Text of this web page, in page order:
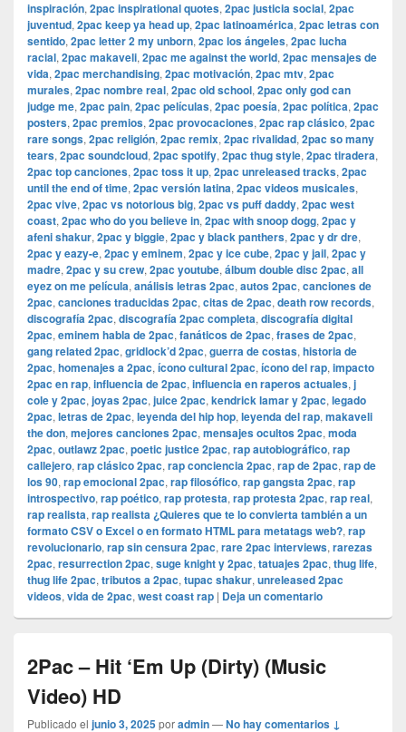
inspiración, 2pac inspirational quotes, 2pac justicia social, 2pac
juventud, 2pac keep ya head up, 2pac latinoamérica, 2pac letras con
sentido, 2pac letter 2 my unborn, 2pac los ángeles, 2pac lucha
racial, 2pac makaveli, 2pac me against the world, 2pac mensajes de
vida, 2pac merchandising, 2pac motivación, 2pac mtv, 2pac
murales, 2pac nombre real, 2pac old school, 2pac only god can
judge me, 2pac pain, 2pac películas, 2pac poesía, 2pac política, 2pac
posters, 2pac premios, 2pac provocaciones, 2pac rap clásico, 2pac
rare songs, 2pac religión, 2pac remix, 2pac rivalidad, 2pac so many
tears, 2pac soundcloud, 2pac spotify, 2pac thug style, 2pac tiradera,
2pac top canciones, 2pac toss it up, 2pac unreleased tracks, 2pac
until the end of time, 2pac versión latina, 2pac videos musicales,
2pac vive, 2pac vs notorious big, 2pac vs puff daddy, 2pac west
coast, 2pac who do you believe in, 2pac with snoop dogg, 2pac y
afeni shakur, 2pac y biggie, 2pac y black panthers, 2pac y dr dre,
2pac y eazy-e, 2pac y eminem, 2pac y ice cube, 2pac y jail, 2pac y
madre, 2pac y su crew, 2pac youtube, álbum double disc 2pac, all
eyez on me película, análisis letras 2pac, autos 2pac, canciones de
2pac, canciones traducidas 2pac, citas de 2pac, death row records,
discografía 2pac, discografía 2pac completa, discografía digital
2pac, eminem habla de 2pac, fanáticos de 2pac, frases de 2pac,
gang related 2pac, gridlock’d 2pac, guerra de costas, historia de
2pac, homenajes a 2pac, ícono cultural 2pac, ícono del rap, impacto
2pac en rap, influencia de 2pac, influencia en raperos actuales, j
cole y 2pac, joyas 2pac, juice 2pac, kendrick lamar y 2pac, legado
2pac, letras de 2pac, leyenda del hip hop, leyenda del rap, makaveli
the don, mejores canciones 2pac, mensajes ocultos 2pac, moda
2pac, outlawz 2pac, poetic justice 2pac, rap autobiográfico, rap
callejero, rap clásico 2pac, rap conciencia 2pac, rap de 2pac, rap de
los 90, rap emocional 2pac, rap filosófico, rap gangsta 2pac, rap
introspectivo, rap poético, rap protesta, rap protesta 2pac, rap real,
rap realista, rap realista ¿Quieres que te lo convierta también a un
formato CSV o Excel o en formato HTML para metatags web?, rap
revolucionario, rap sin censura 2pac, rare 2pac interviews, rarezas
2pac, resurrection 2pac, suge knight y 2pac, tatuajes 2pac, thug life,
thug life 2pac, tributos a 2pac, tupac shakur, unreleased 2pac
videos, vida de 2pac, west coast rap | Deja un comentario
2Pac – Hit ‘Em Up (Dirty) (Music
Video) HD
Publicado el junio 3, 2025poradmin—No hay comentarios ↓